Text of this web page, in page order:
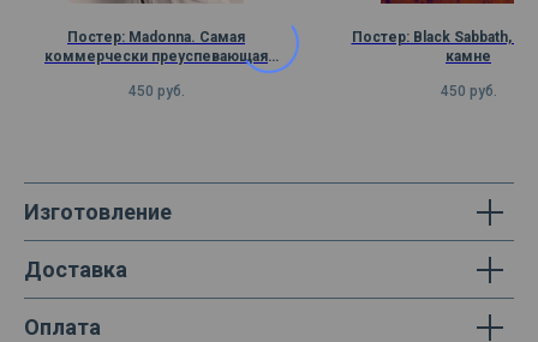
Постер: Madonna. Самая
коммерчески преуспевающая
450 руб.
Постер: Black Sabbath,
камне
450 руб.
Изготовление
Доставка
Оплата